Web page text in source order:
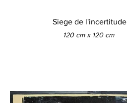
Siege de l'incertitude
120 cm x 120 cm